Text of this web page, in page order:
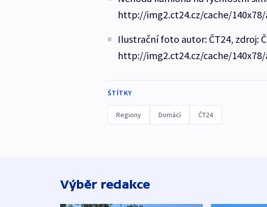
http://img2.ct24.cz/cache/
Ilustrační foto autor: ČT24, zdroj:
http://img2.ct24.cz/cache/
ŠTÍTKY
Regiony Domácí ČT24
Výběr redakce